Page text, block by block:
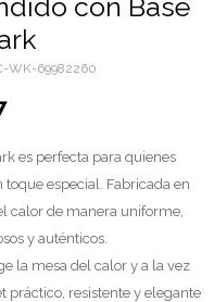
con Base
WK-69982260
es perfecta para quienes
especial. Fabricada en
calor de manera uniforme,
y auténticos.
la mesa del calor y a la vez
práctico, resistente y elegante